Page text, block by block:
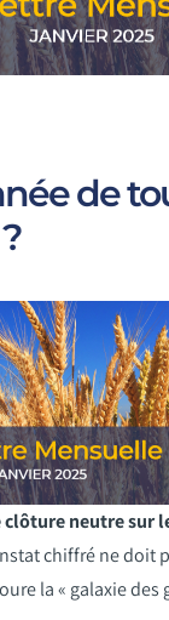
de
clôture neutre sur
chiffré ne doit
la « galaxie des